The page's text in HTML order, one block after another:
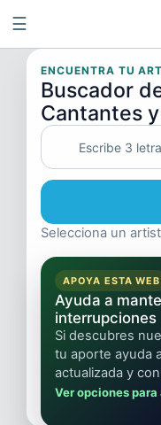
☰
ENCUENTRA TU
Buscador
Cantantes
Selecciona un
APOYA ESTA WEB
Ayuda a
interrupciones
Si descubres
tu aporte ayuda
actualizada y
Ver opciones para